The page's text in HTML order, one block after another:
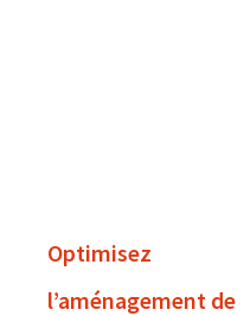
Optimisez
l’aménagement de